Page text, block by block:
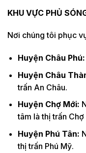
KHU VỰC PHỦ
Nơi chúng tôi phục
Huyện Châu Phú:
Huyện Châu
trấn An Châu.
Huyện Chợ Mới:
tâm là thị trấn
Huyện Phú Tân:
thị trấn Phú Mỹ.